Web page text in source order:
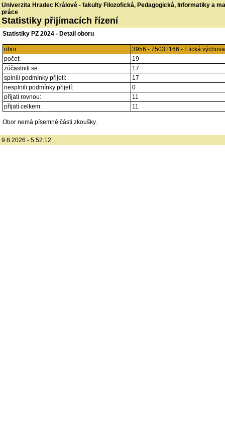
Univerzita Hradec Králové - fakulty Filozofická, Pedagogická, Informatiky a
práce
Statistiky přijímacích řízení
Statistiky PZ 2024 - Detail oboru
obor:
3956 - 7503T166 - Etická
počet:
19
zúčastnili se:
17
splnili podmínky přijetí:
17
nesplnili podmínky přijetí:
0
přijatí rovnou:
11
přijatí celkem:
11
Obor nemá písemné části zkoušky.
9.8.2026 - 5:52:12